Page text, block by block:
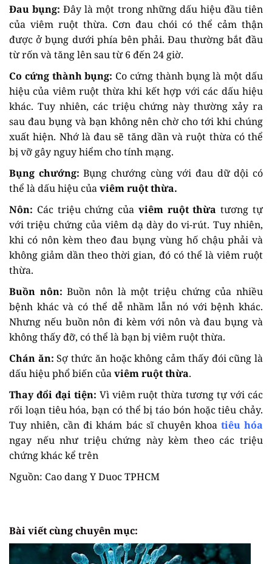
Đau bụng: Đây là một trong những dấu hiệu đầu tiên
của viêm ruột thừa. Cơn đau chói có thể cảm thận
được ở bụng dưới phía bên phải. Đau thường bắt đầu
từ rốn và tăng lên sau từ 6 đến 24 giờ.
Co cứng thành bụng: Co cứng thành bụng là một dấu
hiệu của viêm ruột thừa khi kết hợp với các dấu hiệu
khác. Tuy nhiên, các triệu chứng này thường xảy ra
sau đau bụng và bạn không nên chờ cho tới khi chúng
xuất hiện. Nhớ là đau sẽ tăng dần và ruột thừa có thể
bị vỡ gây nguy hiểm cho tính mạng.
Bụng chướng: Bụng chướng cùng với đau dữ dội có
thể là dấu hiệu củaviêm ruột thừa.
Nôn: Các triệu chứng của viêm ruột thừa tương tự
với triệu chứng của viêm dạ dày do vi-rút. Tuy nhiên,
khi có nôn kèm theo đau bụng vùng hố chậu phải và
không giảm dần theo thời gian, đó có thể là viêm ruột
thừa.
Buồn nôn: Buồn nôn là một triệu chứng của nhiều
bệnh khác và có thể dễ nhầm lẫn nó với bệnh khác.
Nhưng nếu buồn nôn đi kèm với nôn và đau bụng và
không thấy đỡ, có thể là bạn bị viêm ruột thừa.
Chán ăn: Sợ thức ăn hoặc không cảm thấy đói cũng là
dấu hiệu phổ biến củaviêm ruột thừa.
Thay đổi đại tiện: Vì viêm ruột thừa tương tự với các
rối loạn tiêu hóa, bạn có thể bị táo bón hoặc tiêu chảy.
Tuy nhiên, cần đi khám bác sĩ chuyên khoa tiêu hóa
ngay nếu như triệu chứng này kèm theo các triệu
chứng khác kể trên
Nguồn: Cao dang Y Duoc TPHCM
Bài viết cùng chuyên mục: